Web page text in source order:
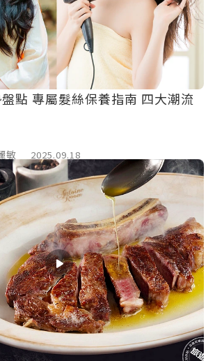
點 專屬髮絲保養指南 四大潮流
敏
2025.09.18